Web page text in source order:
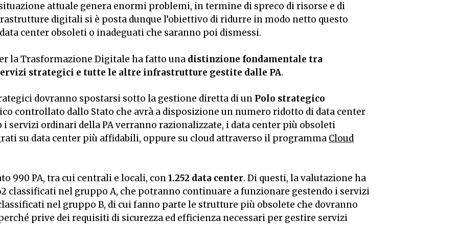
attuale genera enormi problemi, in termine di spreco di risorse e di
digitali si è posta dunque l’obiettivo di ridurre in modo netto questo
center obsoleti o inadeguati che saranno poi dismessi.
la Trasformazione Digitale ha fatto una distinzione fondamentale tra
strategici e tutte le altre infrastrutture gestite dalle PA.
dovranno spostarsi sotto la gestione diretta di un Polo strategico
controllato dallo Stato che avrà a disposizione un numero ridotto di data center
i servizi ordinari della PA verranno razionalizzate, i data center più obsoleti
su data center più affidabili, oppure su cloud attraverso il programma Cloud
990 PA, tra cui centrali e locali, con1.252 data center. Di questi, la valutazione ha
classificati nel gruppo A, che potranno continuare a funzionare gestendo i servizi
nel gruppo B, di cui fanno parte le strutture più obsolete che dovranno
prive dei requisiti di sicurezza ed efficienza necessari per gestire servizi